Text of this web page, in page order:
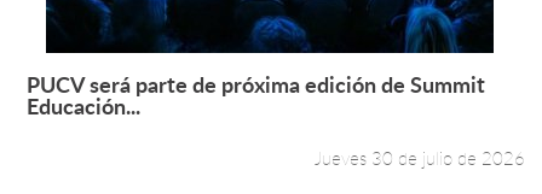
Postgrado
Formación Continua
Leer más +
PUCV será parte de próxima edición de Summit
Educación...
Jueves 30 de julio de 2026